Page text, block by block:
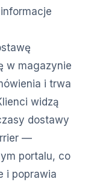
w magazynie
i trwa
widzą
dostawy
—
portalu, co
i poprawia